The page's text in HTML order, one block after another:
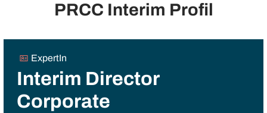
PRCC Interim Profil
ExpertIn
Interim Director
Corporate